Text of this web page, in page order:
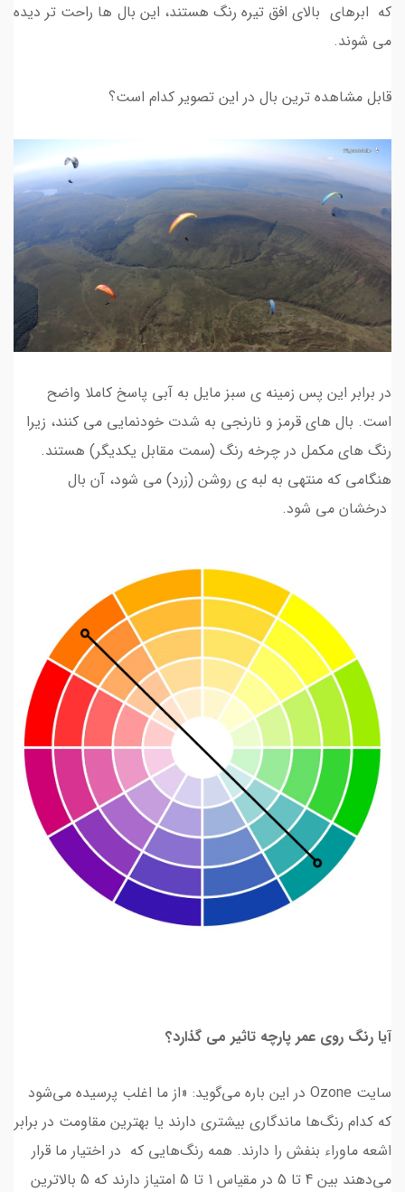
که ابرهای بالای افق تیره رنگ هستند، این بال ها راحت تر دیده
می شوند.
قابل مشاهده ترین بال در این تصویر کدام است؟
در برابر این پس زمینه ی سبز مایل به آبی پاسخ کاملا واضح
است. بال های قرمز و نارنجی به شدت خودنمایی می کنند، زیرا
رنگ های مکمل در چرخه رنگ (سمت مقابل یکدیگر) هستند.
هنگامی که منتهی به لبه ی روشن (زرد) می شود، آن بال
درخشان می شود.
آیا رنگ روی عمر پارچه تاثیر می گذارد؟
سایت Ozone در این باره می‌گوید: «از ما اغلب پرسیده می‌شود
که کدام رنگ‌ها ماندگاری بیشتری دارند یا بهترین مقاومت در برابر
اشعه ماوراء بنفش را دارند. همه رنگ‌هایی که در اختیار ما قرار
می‌دهند بین 4 تا 5 در مقیاس 1 تا 5 امتیاز دارند که 5 بالاترین